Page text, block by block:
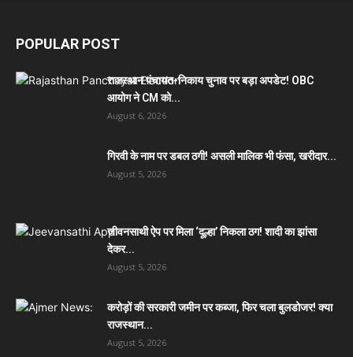
POPULAR POST
राजस्थान पंचायत-निकाय चुनाव पर बड़ा अपडेट! OBC
आयोग ने CM को...
August 6, 2026
गिरवी के नाम पर डबल ठगी! असली मालिक भी फंसा, खरीदार...
August 5, 2026
जीवनसाथी ऐप पर मिला ‘दूल्हा’ निकला ठग! शादी का झांसा
देकर...
August 5, 2026
करोड़ों की सरकारी जमीन पर कब्जा, फिर चला बुलडोजर! क्या
राजस्थान...
August 5, 2026